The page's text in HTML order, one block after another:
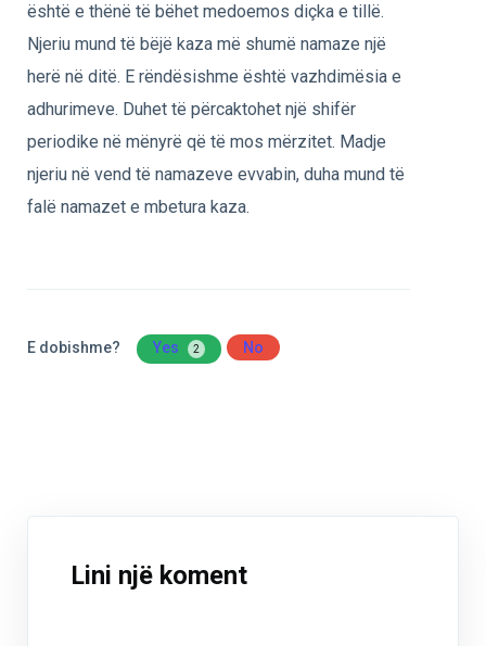
është e thënë të bëhet medoemos diçka e tillë.
Njeriu mund të bëjë kaza më shumë namaze një
herë në ditë. E rëndësishme është vazhdimësia e
adhurimeve. Duhet të përcaktohet një shifër
periodike në mënyrë që të mos mërzitet. Madje
njeriu në vend të namazeve evvabin, duha mund të
falë namazet e mbetura kaza.
E dobishme? Yes 2 No
Lini një koment